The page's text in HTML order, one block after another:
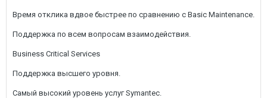
Время отклика вдвое быстрее по сравнению с Basic Maintenance.
Поддержка по всем вопросам взаимодействия.
Business Critical Services
Поддержка высшего уровня.
Самый высокий уровень услуг Symantec.